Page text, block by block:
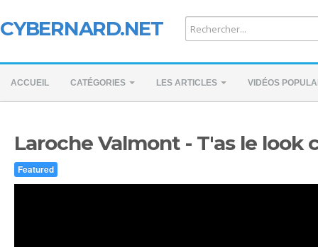
CYBERNARD.NET
ACCUEIL CATÉGORIES LES ARTICLES VIDÉOS
Laroche Valmont - T'as le look
Featured